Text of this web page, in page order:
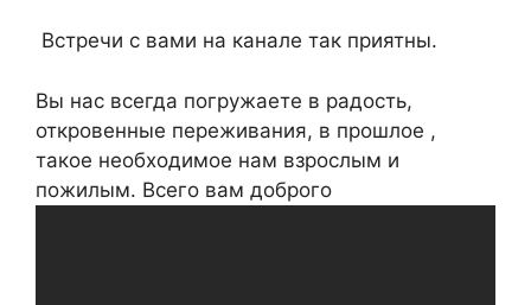
Встречи с вами на канале так приятны.
Вы нас всегда погружаете в радость,
откровенные переживания, в прошлое ,
такое необходимое нам взрослым и
пожилым. Всего вам доброго